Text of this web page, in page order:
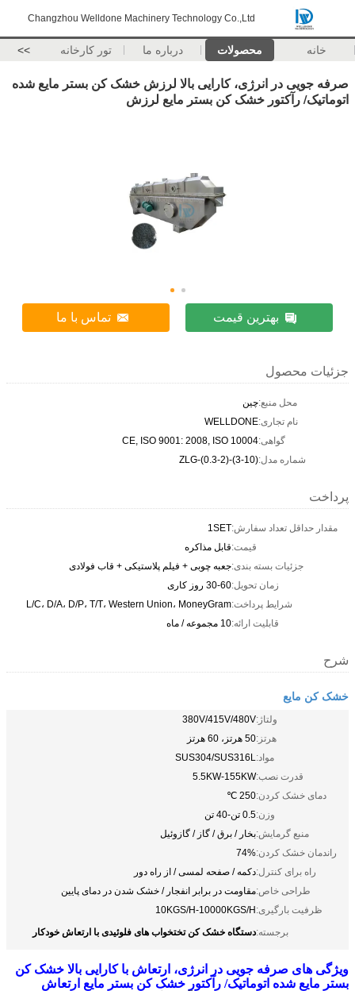
Changzhou Welldone Machinery Technology Co.,Ltd
خانه محصولات درباره ما تور کارخانه >>
صرفه جویی در انرژی، کارایی بالا لرزش خشک کن بستر مایع شده
اتوماتیک/ رآکتور خشک کن بستر مایع لرزش
بهترین قیمت تماس با ما
جزئیات محصول
محل منبع:چین
نام تجاری:WELLDONE
گواهی:CE, ISO 9001: 2008, ISO 10004
شماره مدل:ZLG-(0.3-2)-(3-10)
پرداخت
مقدار حداقل تعداد سفارش:1SET
قیمت:قابل مذاکره
جزئیات بسته بندی:جعبه چوبی + فیلم پلاستیکی + قاب فولادی
زمان تحویل:30-60 روز کاری
شرایط پرداخت:L/C، D/A، D/P، T/T، Western Union، MoneyGram
قابلیت ارائه:10 مجموعه / ماه
شرح
خشک کن مایع
ولتاژ:380V/415V/480V
هرتز:50 هرتز، 60 هرتز
مواد:SUS304/SUS316L
قدرت نصب:5.5KW-155KW
دمای خشک کردن:250 ℃
وزن:0.5 تن-40 تن
منبع گرمایش:بخار / برق / گاز / گازوئیل
راندمان خشک کردن:74%
راه برای کنترل:دکمه / صفحه لمسی / از راه دور
طراحی خاص:مقاومت در برابر انفجار / خشک شدن در دمای پایین
ظرفیت بارگیری:10KGS/H-10000KGS/H
برجسته:دستگاه خشک کن تختخواب های فلوئیدی با ارتعاش خودکار
ویژگی های صرفه جویی در انرژی، ارتعاش با کارایی بالا خشک کن
بستر مایع شده اتوماتیک/ رآکتور خشک کن بستر مایع ارتعاش